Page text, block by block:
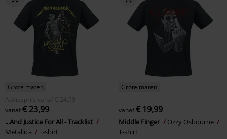
Grote maten
Adviesprijs
vanaf € 24,99
vanaf€ 23,99
...And Justice For All - Tracklist
Metallica
T-shirt
Grote maten
vanaf€ 19,99
Middle Finger
Ozzy Osbourne
T-shirt